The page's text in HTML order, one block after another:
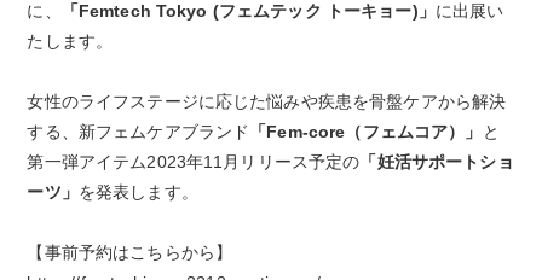
に、
「Femtech Tokyo (フェムテック トーキョー)」 に出展い
たします。
女性のライフステージに応じた悩みや疾患を骨盤ケアから解決
する、新フェムケアブランド
「Fem-core（フェムコア）」
と
第一弾アイテム2023年11月リリース予定の 「妊活サポートショ
ーツ」 を発表します。
【事前予約はこちらから】